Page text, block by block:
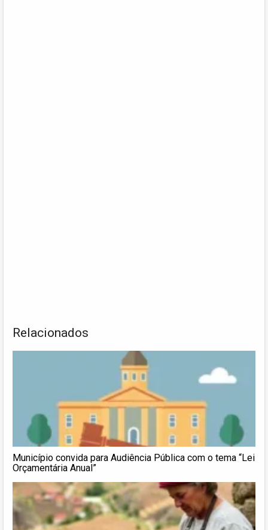
Relacionados
Município convida para Audiência Pública com o tema “Lei
Orçamentária Anual”